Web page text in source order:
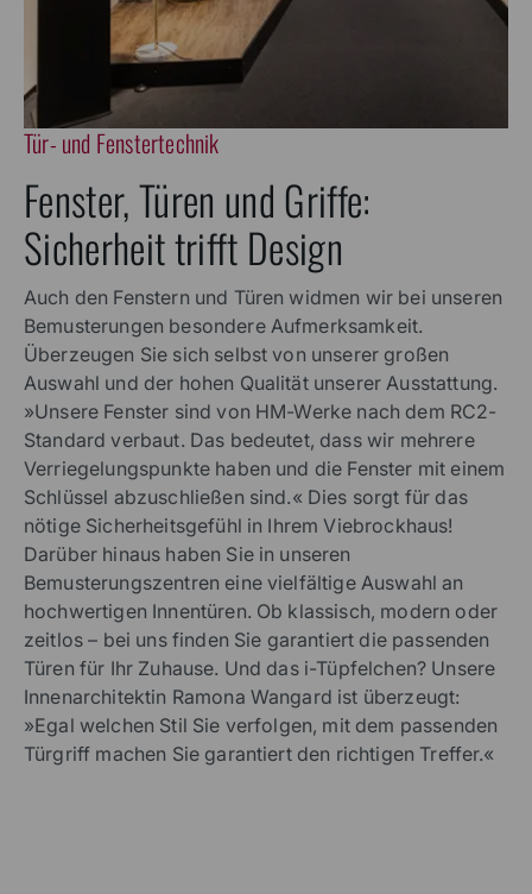
Tür- und Fenstertechnik
Fenster, Türen und Griffe:
Sicherheit trifft Design
Auch den Fenstern und Türen widmen wir bei unseren
Bemusterungen besondere Aufmerksamkeit.
Überzeugen Sie sich selbst von unserer großen
Auswahl und der hohen Qualität unserer Ausstattung.
»Unsere Fenster sind von HM-Werke nach dem RC2-
Standard verbaut. Das bedeutet, dass wir mehrere
Verriegelungspunkte haben und die Fenster mit einem
Schlüssel abzuschließen sind.« Dies sorgt für das
nötige Sicherheitsgefühl in Ihrem Viebrockhaus!
Darüber hinaus haben Sie in unseren
Bemusterungszentren eine vielfältige Auswahl an
hochwertigen Innentüren. Ob klassisch, modern oder
zeitlos – bei uns finden Sie garantiert die passenden
Türen für Ihr Zuhause. Und das i-Tüpfelchen? Unsere
Innenarchitektin Ramona Wangard ist überzeugt:
»Egal welchen Stil Sie verfolgen, mit dem passenden
Türgriff machen Sie garantiert den richtigen Treffer.«